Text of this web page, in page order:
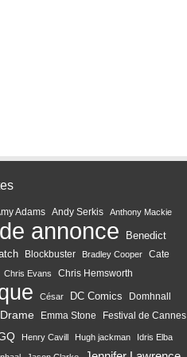
Adams Andy Serkis Anthony Mackie
annonce
Benedict
Blockbuster Bradley Cooper
Cate
Chris Evans Chris Hemsworth
César DC Comics
Domhnall
Drame Emma Stone Festival de Cannes
Henry Cavill Hugh jackman Idris Elba